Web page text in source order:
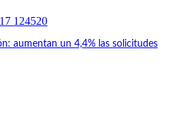
aumentan un 4,4% las solicitudes